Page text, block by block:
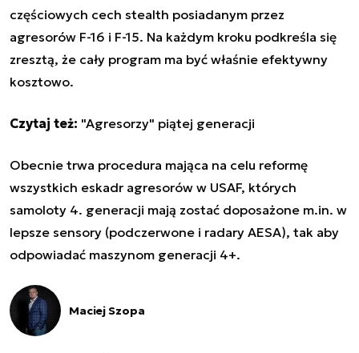
częściowych cech stealth posiadanym przez
agresorów F-16 i F-15. Na każdym kroku podkreśla się
zresztą, że cały program ma być właśnie efektywny
kosztowo.
Czytaj też: "Agresorzy" piątej generacji
Obecnie trwa procedura mająca na celu reformę
wszystkich eskadr agresorów w USAF, których
samoloty 4. generacji mają zostać doposażone m.in. w
lepsze sensory (podczerwone i radary AESA), tak aby
odpowiadać maszynom generacji 4+.
Maciej Szopa